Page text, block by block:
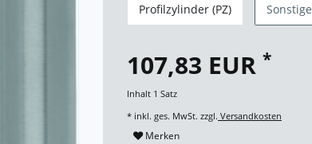
Profilzylinder (PZ) Sonstige
107,83 EUR *
Inhalt 1 Satz
* inkl. ges. MwSt. zzgl. Versandkosten
Merken